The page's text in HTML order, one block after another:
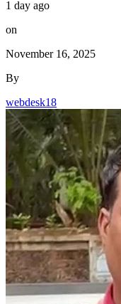
1 day ago
on
November 16, 2025
By
webdesk18